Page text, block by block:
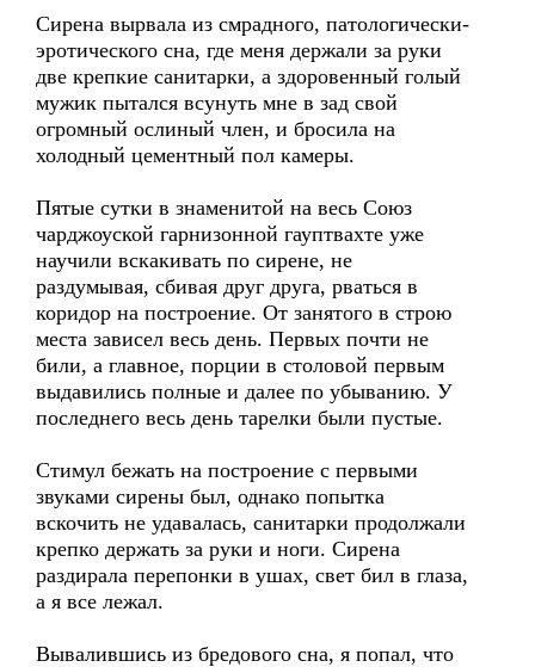
Сирена вырвала из смрадного, патологически-
эротического сна, где меня держали за руки
две крепкие санитарки, а здоровенный голый
мужик пытался всунуть мне в зад свой
огромный ослиный член, и бросила на
холодный цементный пол камеры.
Пятые сутки в знаменитой на весь Cоюз
чарджоуской гарнизонной гауптвахте уже
научили вскакивать по сирене, не
раздумывая, сбивая друг друга, рваться в
коридор на построение. От занятого в строю
места зависел весь день. Первых почти не
били, а главное, порции в столовой первым
выдавились полные и далее по убыванию. У
последнего весь день тарелки были пустые.
Стимул бежать на построение с первыми
звуками сирены был, однако попытка
вскочить не удавалась, санитарки продолжали
крепко держать за руки и ноги. Сирена
раздирала перепонки в ушах, свет бил в глаза,
а я все лежал.
Вывалившись из бредового сна, я попал, что